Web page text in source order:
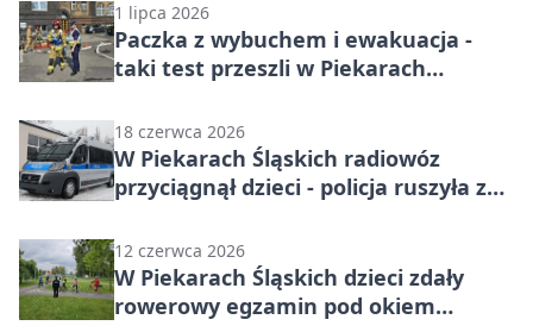
1 lipca 2026
Paczka z wybuchem i ewakuacja -
taki test przeszli w Piekarach
18 czerwca 2026
W Piekarach Śląskich radiowóz
przyciągnął dzieci - policja ruszyła z
12 czerwca 2026
W Piekarach Śląskich dzieci zdały
rowerowy egzamin pod okiem